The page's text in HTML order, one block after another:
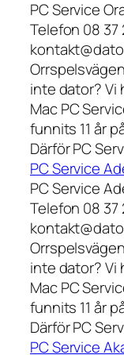
PC Service
Telefon 08 37
inte dator? Vi
Mac PC
funnits 11 år
Därför PC
PC Service
PC Service
Telefon 08 37
inte dator? Vi
Mac PC
funnits 11 år
Därför PC
PC Service